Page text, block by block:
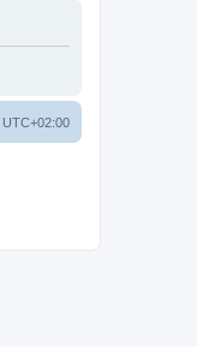
UTC+02:00